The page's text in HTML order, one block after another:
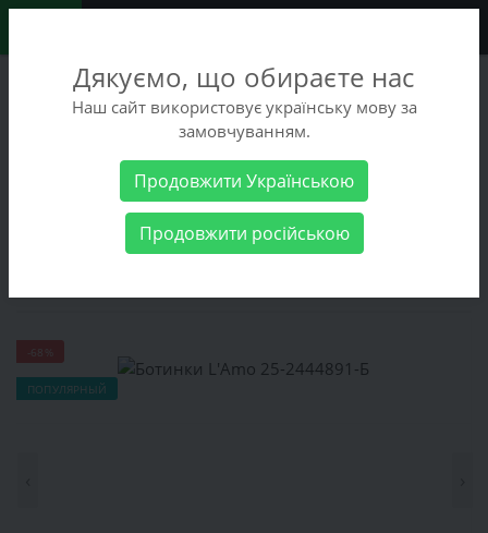
+38 (068) 486-90-09
+38 (093) 486-90-09
Женские товары Женская обувь
Ботинки L'Amo 25-2444891-
ПОПУЛЯРНЫЙ
Дякуємо, що обираєте нас
Наш сайт використовує українську мову за
замовчуванням.
Продовжити Українською
Продовжити російською